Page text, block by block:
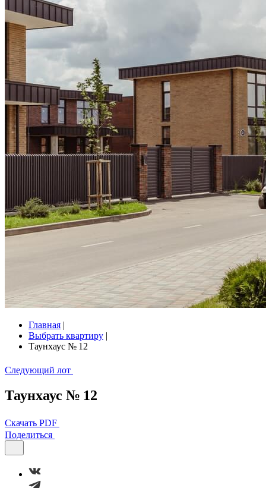
Главная |
Выбрать квартиру |
Таунхаус № 12
Следующий лот
Таунхаус № 12
Скачать PDF
Поделиться